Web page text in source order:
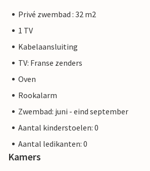
Privé zwembad : 32 m2
1 TV
Kabelaansluiting
TV: Franse zenders
Oven
Rookalarm
Zwembad: juni - eind september
Aantal kinderstoelen: 0
Aantal ledikanten: 0
Kamers